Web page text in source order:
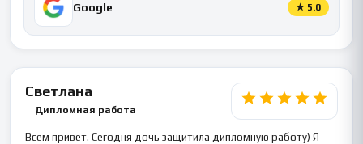
Google ★ 5.0
Светлана
Дипломная работа
Всем привет. Сегодня дочь защитила дипломную работу) Я